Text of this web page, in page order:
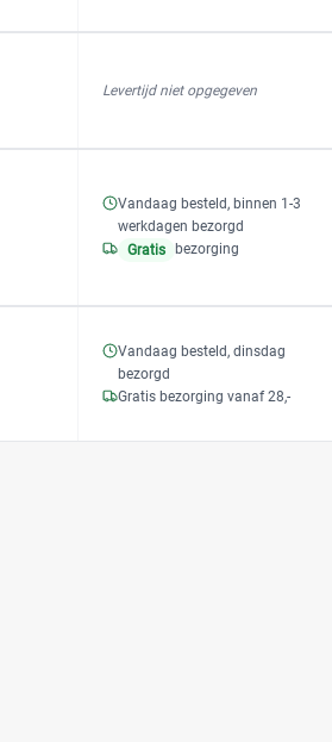
Levertijd niet opgegeven
Vandaag besteld, binnen 1-3
werkdagen bezorgd
Gratis
bezorging
Vandaag besteld, dinsdag
bezorgd
Gratis bezorging vanaf 28,-